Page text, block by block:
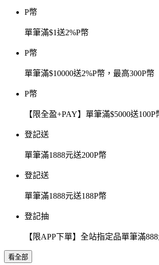
P幣
單筆滿$1送2%P幣
P幣
單筆滿$10000送2%P幣，最高300P幣
P幣
【限全盈+PAY】單筆滿$5000送100P
登記送
單筆滿1888元送200P幣
登記送
單筆滿1888元送188P幣
登記抽
【限APP下單】全站指定品單筆滿
看全部